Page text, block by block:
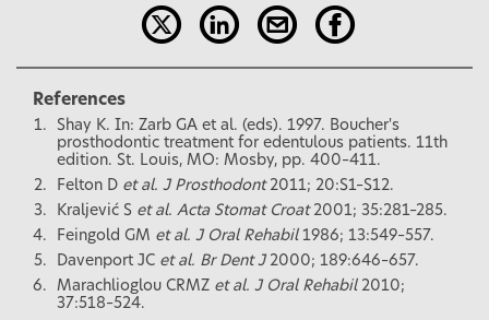
References
Shay K. In: Zarb GA et al. (eds). 1997. Boucher's
prosthodontic treatment for edentulous patients. 11th
edition. St. Louis, MO: Mosby, pp. 400–411.
Felton D et al. J Prosthodont2011; 20:S1–S12.
Kraljević S et al. Acta Stomat Croat2001; 35:281–285.
Feingold GM et al. J Oral Rehabil1986; 13:549–557.
Davenport JC et al. Br Dent J2000; 189:646–657.
Marachlioglou CRMZ et al. J Oral Rehabil2010;
37:518–524.